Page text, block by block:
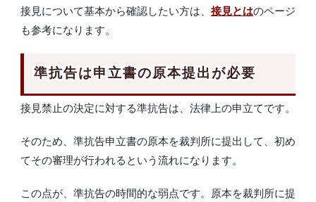
接見について基本から確認したい方は、 接見とはのページ
も参考になります。
準抗告は申立書の原本提出が必要
接見禁止の決定に対する準抗告は、法律上の申立てです。
そのため、準抗告申立書の原本を裁判所に提出して、初め
てその審理が行われるという流れになります。
この点が、準抗告の時間的な弱点です。原本を裁判所に提